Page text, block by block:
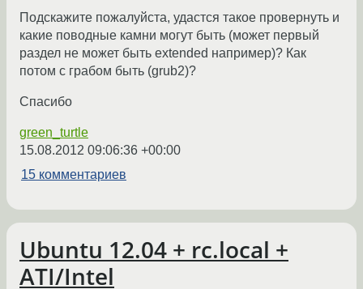
Подскажите пожалуйста, удастся такое провернуть и
какие поводные камни могут быть (может первый
раздел не может быть extended например)? Как
потом с грабом быть (grub2)?
Спасибо
green_turtle
15.08.2012 09:06:36 +00:00
15 комментариев
Ubuntu 12.04 + rc.local +
ATI/Intel